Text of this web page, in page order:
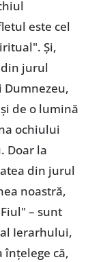
este cel
Și,
jurul
de o lumină
ochiului
Doar la
din jurul
noastră,
– sunt
Ierarhului,
înțelege că,